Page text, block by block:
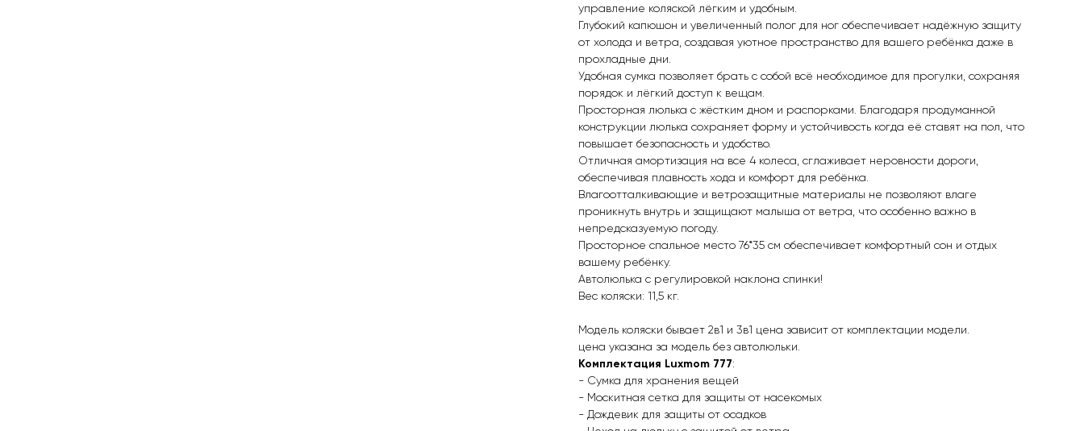
управление коляской лёгким и удобным.
Глубокий капюшон и увеличенный полог для ног обеспечивает надёжную защиту
от холода и ветра, создавая уютное пространство для вашего ребёнка даже в
прохладные дни.
Удобная сумка позволяет брать с собой всё необходимое для прогулки, сохраняя
порядок и лёгкий доступ к вещам.
Просторная люлька с жёстким дном и распорками. Благодаря продуманной
конструкции люлька сохраняет форму и устойчивость когда её ставят на пол, что
повышает безопасность и удобство.
Отличная амортизация на все 4 колеса, сглаживает неровности дороги,
обеспечивая плавность хода и комфорт для ребёнка.
Влагоотталкивающие и ветрозащитные материалы не позволяют влаге
проникнуть внутрь и защищают малыша от ветра, что особенно важно в
непредсказуемую погоду.
Просторное спальное место 76*35 см обеспечивает комфортный сон и отдых
вашему ребёнку.
Автолюлька с регулировкой наклона спинки!
Вес коляски: 11,5 кг.
Модель коляски бывает 2в1 и 3в1 цена зависит от комплектации модели.
цена указана за модель без автолюльки.
Комплектация Luхmоm 777:
- Сумка для хранения вещей
- Москитная сетка для защиты от насекомых
- Дождевик для защиты от осадков